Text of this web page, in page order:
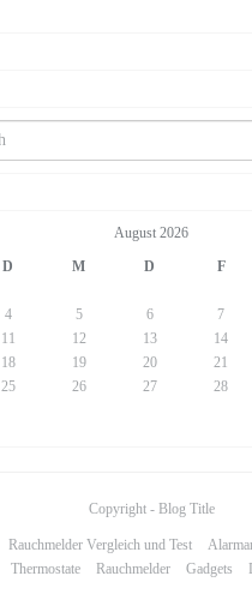
August 2026
D M D F
4 5 6 7
11 12 13 14
18 19 20 21
25 26 27 28
Copyright - Blog Title
Rauchmelder Vergleich und Test
Thermostate Rauchmelder Gadgets